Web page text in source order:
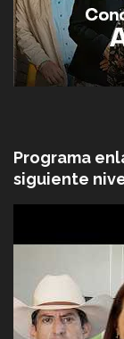
Programa
siguiente